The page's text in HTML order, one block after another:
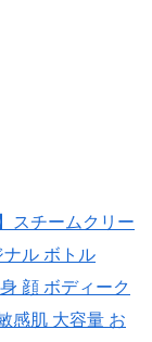
スチームクリー
ル ボトル
顔 ボディーク
感肌 大容量 お